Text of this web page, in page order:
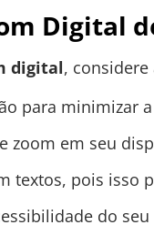
Digital
digital, considere
para minimizar
zoom em seu
textos, pois isso
do